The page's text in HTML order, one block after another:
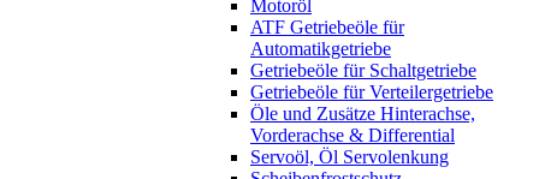
Motoröl
ATF Getriebeöle für
Automatikgetriebe
Getriebeöle für Schaltgetriebe
Getriebeöle für Verteilergetriebe
Öle und Zusätze Hinterachse,
Vorderachse & Differential
Servoöl, Öl Servolenkung